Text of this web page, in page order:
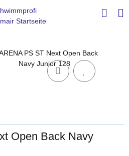
Open Back Navy